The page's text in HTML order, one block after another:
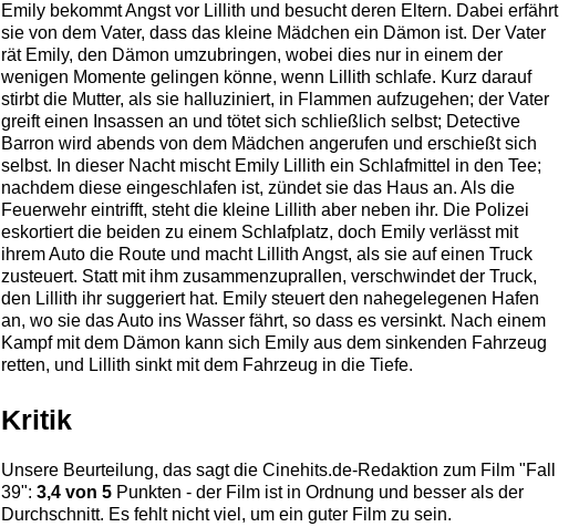
Emily bekommt Angst vor Lillith und besucht deren Eltern. Dabei erfährt
sie von dem Vater, dass das kleine Mädchen ein Dämon ist. Der Vater
rät Emily, den Dämon umzubringen, wobei dies nur in einem der
wenigen Momente gelingen könne, wenn Lillith schlafe. Kurz darauf
stirbt die Mutter, als sie halluziniert, in Flammen aufzugehen; der Vater
greift einen Insassen an und tötet sich schließlich selbst; Detective
Barron wird abends von dem Mädchen angerufen und erschießt sich
selbst. In dieser Nacht mischt Emily Lillith ein Schlafmittel in den Tee;
nachdem diese eingeschlafen ist, zündet sie das Haus an. Als die
Feuerwehr eintrifft, steht die kleine Lillith aber neben ihr. Die Polizei
eskortiert die beiden zu einem Schlafplatz, doch Emily verlässt mit
ihrem Auto die Route und macht Lillith Angst, als sie auf einen Truck
zusteuert. Statt mit ihm zusammenzuprallen, verschwindet der Truck,
den Lillith ihr suggeriert hat. Emily steuert den nahegelegenen Hafen
an, wo sie das Auto ins Wasser fährt, so dass es versinkt. Nach einem
Kampf mit dem Dämon kann sich Emily aus dem sinkenden Fahrzeug
retten, und Lillith sinkt mit dem Fahrzeug in die Tiefe.
Kritik
Unsere Beurteilung, das sagt dieCinehits.de-Redaktion zum Film "Fall
39":3,4 von 5 Punkten - der Film ist in Ordnung und besser als der
Durchschnitt. Es fehlt nicht viel, um ein guter Film zu sein.